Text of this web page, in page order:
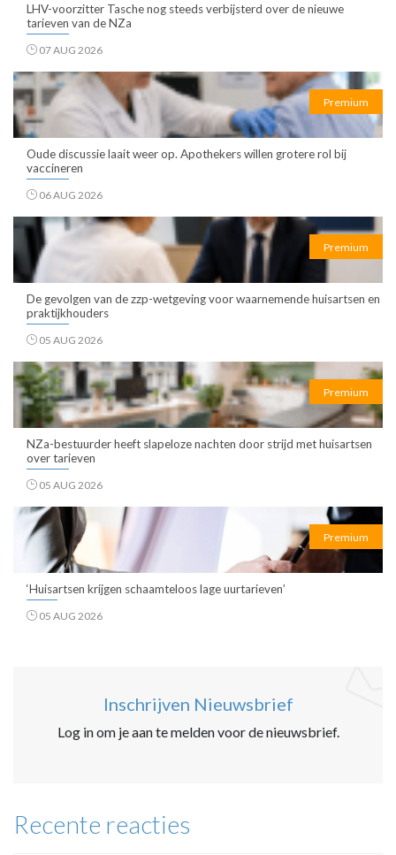
LHV-voorzitter Tasche nog steeds verbijsterd over de nieuwe
tarieven van de NZa
07 AUG 2026
Premium
Oude discussie laait weer op. Apothekers willen grotere rol bij
vaccineren
06 AUG 2026
Premium
De gevolgen van de zzp-wetgeving voor waarnemende huisartsen en
praktijkhouders
05 AUG 2026
Premium
NZa-bestuurder heeft slapeloze nachten door strijd met huisartsen
over tarieven
05 AUG 2026
Premium
‘Huisartsen krijgen schaamteloos lage uurtarieven’
05 AUG 2026
Inschrijven Nieuwsbrief
Log in om je aan te melden voor de nieuwsbrief.
Recente reacties